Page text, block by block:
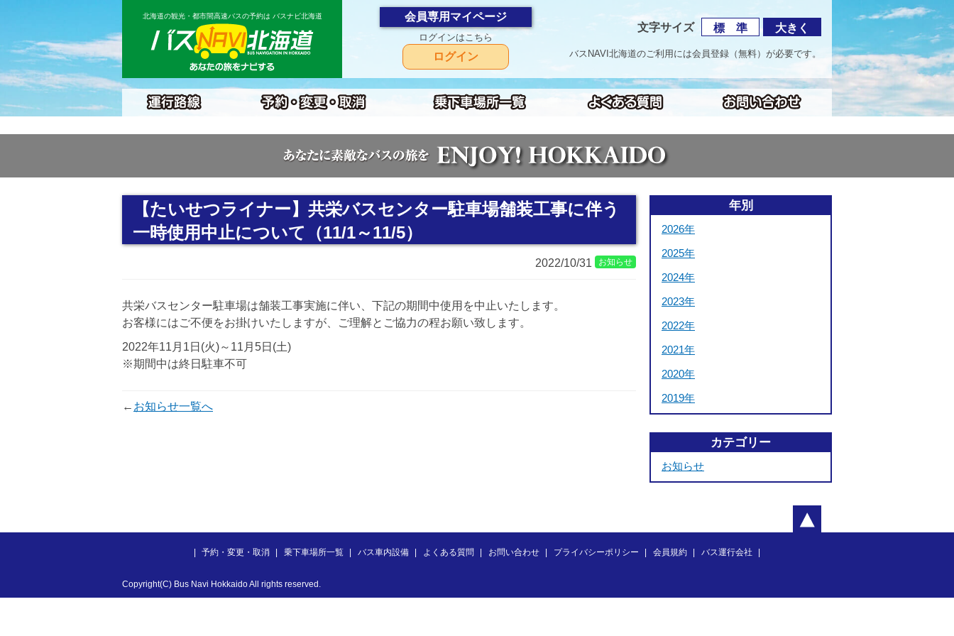
北海道の観光・都市間高速バスの予約は バスナビ北海道 会員専用マイページ
ログインはこちら
ログイン
文字サイズ 標 準 大きく
バスNAVI北海道のご利用には会員登録（無料）が必要です。
【たいせつライナー】共栄バスセンター駐車場舗装工事に伴う
一時使用中止について（11/1～11/5）
2022/10/31 お知らせ
共栄バスセンター駐車場は舗装工事実施に伴い、下記の期間中使用を中止いたします。
お客様にはご不便をお掛けいたしますが、ご理解とご協力の程お願い致します。
2022年11月1日(火)～11月5日(土)
※期間中は終日駐車不可
← お知らせ一覧へ
年別
2026年
2025年
2024年
2023年
2022年
2021年
2020年
2019年
カテゴリー
お知らせ
予約・変更・取消 乗下車場所一覧 バス車内設備 よくある質問 お問い合わせ プライバシーポリシー 会員規約 バス運行会社
Copyright(C) Bus Navi Hokkaido All rights reserved.